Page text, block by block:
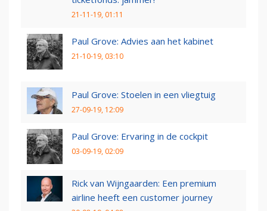
21-11-19, 01:11
Paul Grove: Advies aan het kabinet
21-10-19, 03:10
Paul Grove: Stoelen in een vliegtuig
27-09-19, 12:09
Paul Grove: Ervaring in de cockpit
03-09-19, 02:09
Rick van Wijngaarden: Een premium
airline heeft een customer journey